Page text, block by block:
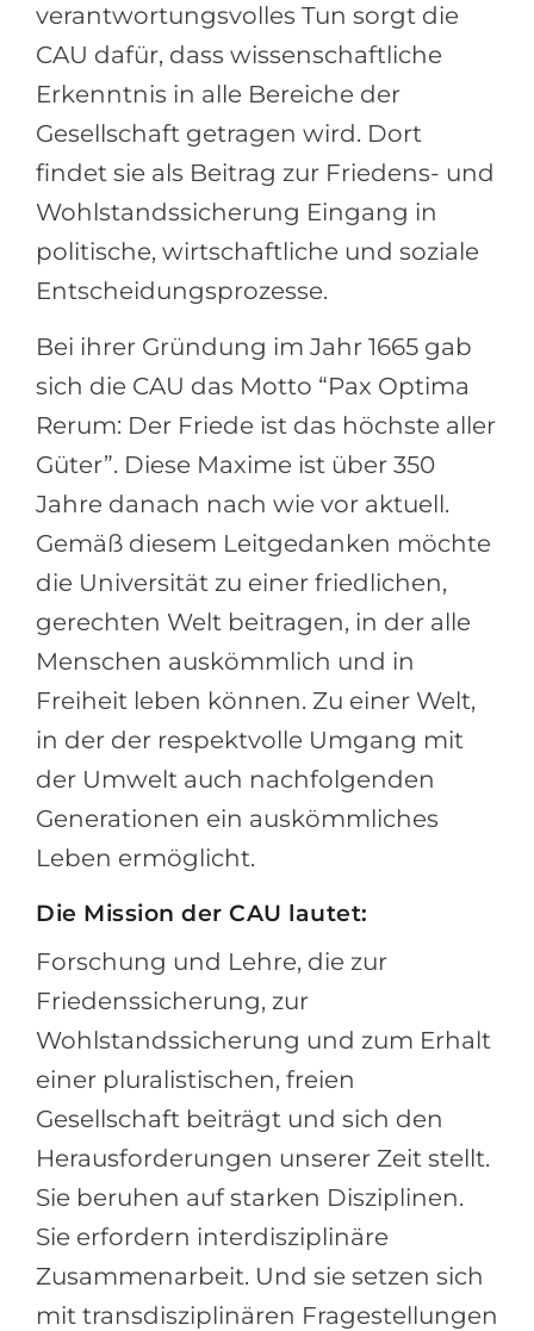
verantwortungsvolles Tun sorgt die
CAU dafür, dass wissenschaftliche
Erkenntnis in alle Bereiche der
Gesellschaft getragen wird. Dort
findet sie als Beitrag zur Friedens- und
Wohlstandssicherung Eingang in
politische, wirtschaftliche und soziale
Entscheidungsprozesse.
Bei ihrer Gründung im Jahr 1665 gab
sich die CAU das Motto “Pax Optima
Rerum: Der Friede ist das höchste aller
Güter”. Diese Maxime ist über 350
Jahre danach nach wie vor aktuell.
Gemäß diesem Leitgedanken möchte
die Universität zu einer friedlichen,
gerechten Welt beitragen, in der alle
Menschen auskömmlich und in
Freiheit leben können. Zu einer Welt,
in der der respektvolle Umgang mit
der Umwelt auch nachfolgenden
Generationen ein auskömmliches
Leben ermöglicht.
Die Mis­si­on der CAU lau­tet:
Forschung und Lehre, die zur
Friedenssicherung, zur
Wohlstandssicherung und zum Erhalt
einer pluralistischen, freien
Gesellschaft beiträgt und sich den
Herausforderungen unserer Zeit stellt.
Sie beruhen auf starken Disziplinen.
Sie erfordern interdisziplinäre
Zusammenarbeit. Und sie setzen sich
mit transdisziplinären Fragestellungen